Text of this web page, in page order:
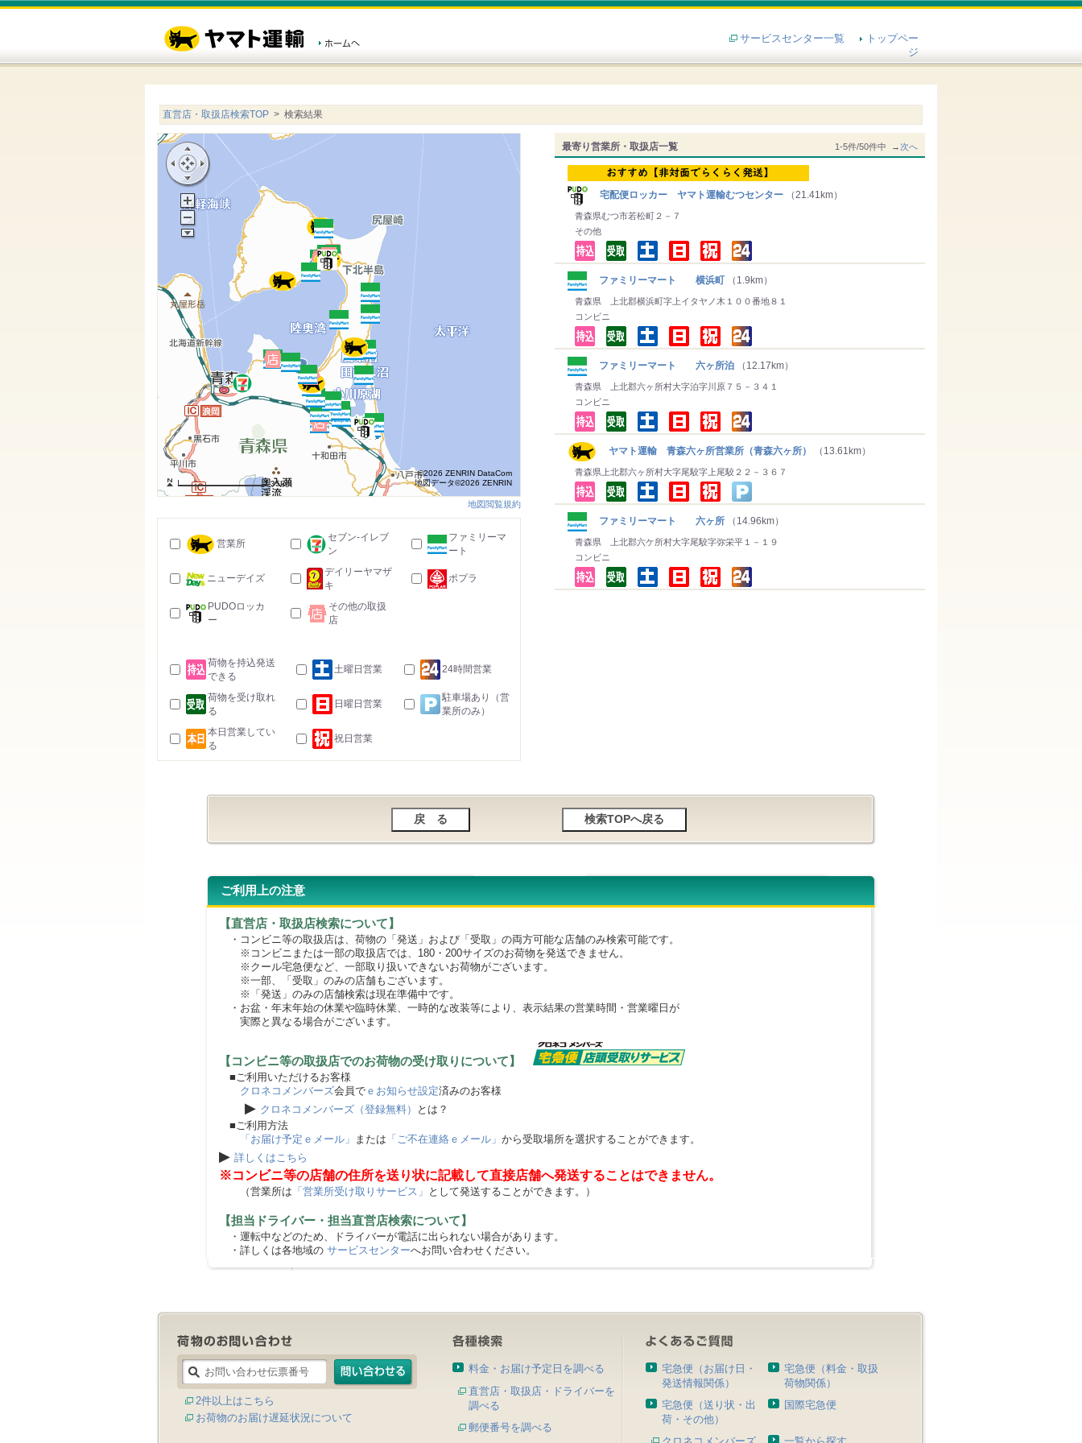
サービスセンター一覧
トップペー
ジ
直営店・取扱店検索TOP > 検索結果
最寄り営業所・取扱店一覧 1-5件/50件中 →次へ
宅配便ロッカー ヤマト運輸むつセンター （21.41km）
青森県むつ市若松町２－７
その他
ファミリーマート 横浜町 （1.9km）
青森県 上北郡横浜町字上イタヤノ木１００番地８１
コンビニ
ファミリーマート 六ヶ所泊 （12.17km）
青森県 上北郡六ヶ所村大字泊字川原７５－３４１
コンビニ
ヤマト運輸 青森六ヶ所営業所（青森六ヶ所） （13.61km）
青森県上北郡六ヶ所村大字尾駮字上尾駮２２－３６７
ファミリーマート 六ヶ所 （14.96km）
青森県 上北郡六ケ所村大字尾駮字弥栄平１－１９
コンビニ
35km
©2026 ZENRIN DataCom
地図データ©2026 ZENRIN
地図閲覧規約
営業所
セブン-イレブ
ン
ファミリーマ
ート
ニューデイズ
デイリーヤマザ
キ
ポプラ
PUDOロッカ
ー
その他の取扱
店
荷物を持込発送
できる
土曜日営業 24時間営業
荷物を受け取れ
る
日曜日営業
駐車場あり（営
業所のみ）
本日営業してい
る
祝日営業
ご利用上の注意
【直営店・取扱店検索について】
・コンビニ等の取扱店は、荷物の「発送」および「受取」の両方可能な店舗のみ検索可能です。
※コンビニまたは一部の取扱店では、180・200サイズのお荷物を発送できません。
※クール宅急便など、一部取り扱いできないお荷物がございます。
※一部、「受取」のみの店舗もございます。
※「発送」のみの店舗検索は現在準備中です。
・お盆・年末年始の休業や臨時休業、一時的な改装等により、表示結果の営業時間・営業曜日が
実際と異なる場合がございます。
【コンビニ等の取扱店でのお荷物の受け取りについて】
■ご利用いただけるお客様
クロネコメンバーズ会員で ｅお知らせ設定済みのお客様
▶ クロネコメンバーズ（登録無料）
とは？
■ご利用方法
「お届け予定ｅメール」 または 「ご不在連絡ｅメール」 から受取場所を選択することができます。
▶ 詳しくはこちら
※コンビニ等の店舗の住所を送り状に記載して直接店舗へ発送することはできません。
（営業所は 「営業所受け取りサービス」 として発送することができます。）
【担当ドライバー・担当直営店検索について】
・運転中などのため、ドライバーが電話に出られない場合があります。
・詳しくは各地域の サービスセンターへお問い合わせください。
2件以上はこちら
お荷物のお届け遅延状況について
料金・お届け予定日を調べる
直営店・取扱店・ドライバーを
調べる
郵便番号を調べる
宅急便（お届け日・
発送情報関係）
宅急便（料金・取扱
荷物関係）
宅急便（送り状・出
荷・その他）
国際宅急便